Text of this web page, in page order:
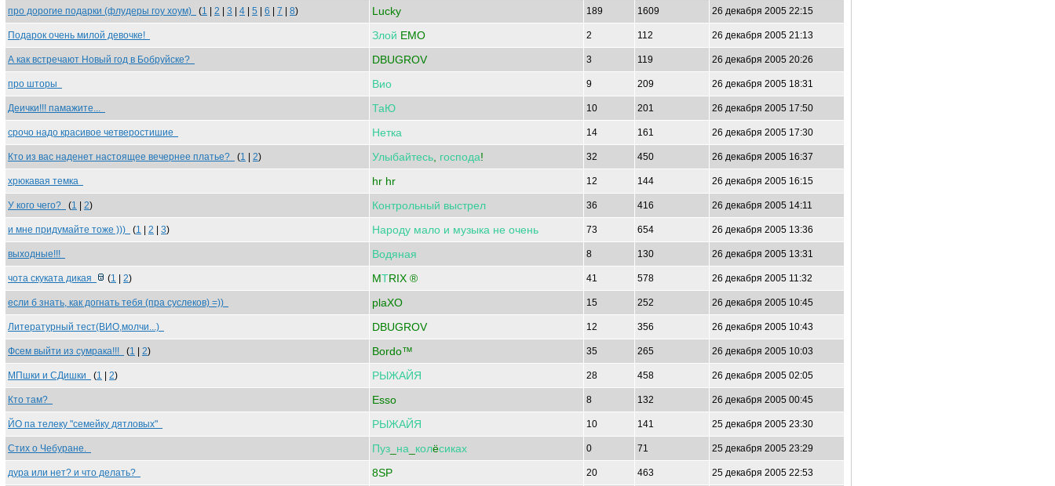
про дорогие подарки (флудеры гоу хоум) (1 2 3 4 5 6 7 8) Lucky 189 1609 26 декабря 2005 22:15
Подарок очень милой девочке! Злой EMO 2 112 26 декабря 2005 21:13
А как встречают Новый год в Бобруйске? DBUGROV 3 119 26 декабря 2005 20:26
про шторы Вио 9 209 26 декабря 2005 18:31
Деички!!! памажите... ТаЮ 10 201 26 декабря 2005 17:50
срочо надо красивое четверостишие Нетка 14 161 26 декабря 2005 17:30
Кто из вас наденет настоящее вечернее платье? (1 2) Улыбайтесь господа! 32 450 26 декабря 2005 16:37
хрюкавая темка hr hr 12 144 26 декабря 2005 16:15
У кого чего? (1 2) Контрольный выстрел 36 416 26 декабря 2005 14:11
и мне придумайте тоже ))) (1 2 3) Народу мало и музыка не очень 73 654 26 декабря 2005 13:36
выходные!!! Водяная 8 130 26 декабря 2005 13:31
чота скуката дикая (1 2) MТRIX ® 41 578 26 декабря 2005 11:32
если б знать, как догнать тебя (пра суслеков) =)) plaXO 15 252 26 декабря 2005 10:45
Литературный тест(ВИО,молчи...) DBUGROV 12 356 26 декабря 2005 10:43
Фсем выйти из сумрака!!! (1 2) Bordo™ 35 265 26 декабря 2005 10:03
МПшки и СДишки (1 2) РЫЖАЙЯ 28 458 26 декабря 2005 02:05
Кто там? Esso 8 132 26 декабря 2005 00:45
ЙО па телеку "семейку дятловых" РЫЖАЙЯ 10 141 25 декабря 2005 23:30
Стих о Чебуране. Пуз на колёсиках 0 71 25 декабря 2005 23:29
дура или нет? и что делать? 8SP 20 463 25 декабря 2005 22:53